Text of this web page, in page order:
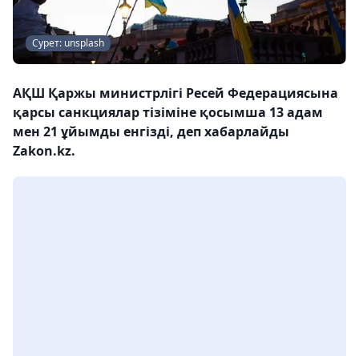
Сурет: unsplash
АҚШ Қаржы министрлігі Ресей Федерациясына
қарсы санкциялар тізіміне қосымша 13 адам
мен 21 ұйымды енгізді, деп хабарлайды
Zakon.kz.